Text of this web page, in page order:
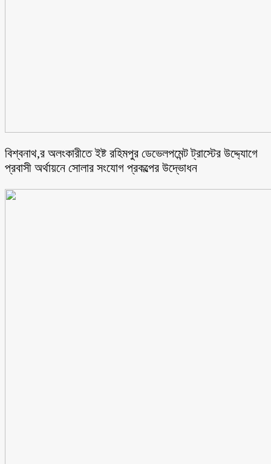
বিশ্বনাথ,র অলংকারীতে ইষ্ট রহিমপুর ডেভেলপমেন্ট ট্রাস্টের উদ্দ্যোগে
প্রবাসী অর্থায়নে সোলার সংযোগ প্রকল্পের উদ্ভোধন